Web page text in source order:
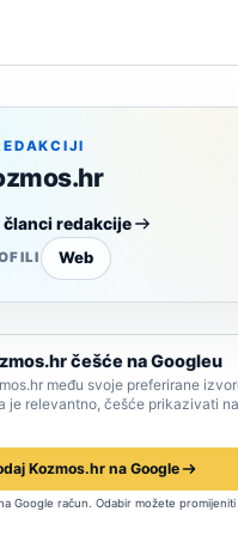
članci redakcije
Web
češće na Googleu
među svoje preferirane
je relevantno, češće prikazivati
Kozmos.hr na Google
Google račun. Odabir možete